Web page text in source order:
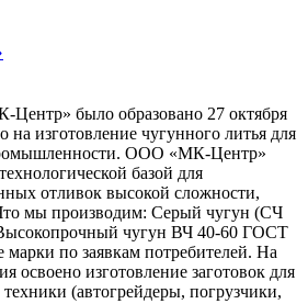
было образовано 27 октября
на изготовление чугунного литья для
ООО «МК-Центр»
базой для
отливок высокой сложности,
мы производим: Серый чугун (СЧ
чугун ВЧ 40-60 ГОСТ
марки по заявкам потребителей. На
освоено изготовление заготовок для
(автогрейдеры, погрузчики,